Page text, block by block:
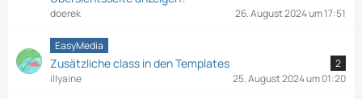
doerek 26. August 2024 um 17:51
EasyMedia
Zusätzliche class in den Templates
2
illyaine
25. August 2024 um 01:20